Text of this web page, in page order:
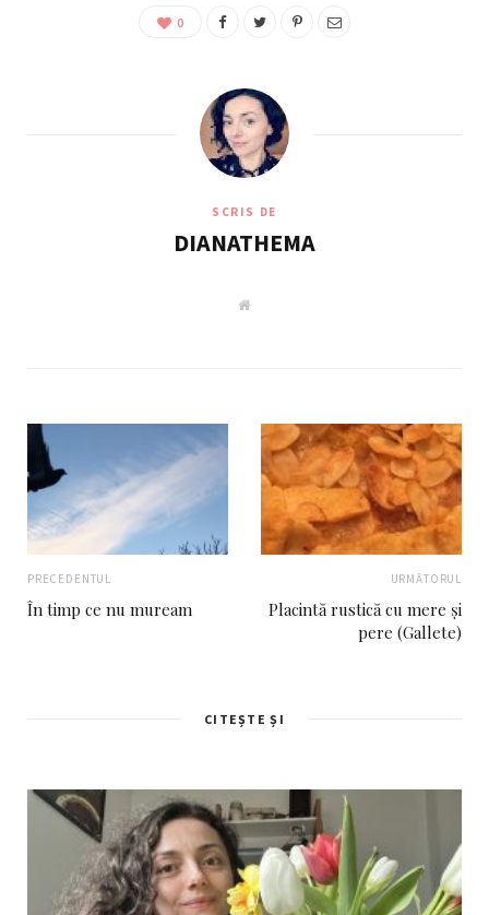
0
SCRIS DE
DIANATHEMA
W
PRECEDENTUL
În timp ce nu muream
URMĂTORUL
Placintă rustică cu mere și
pere (Gallete)
CITEȘTE ȘI